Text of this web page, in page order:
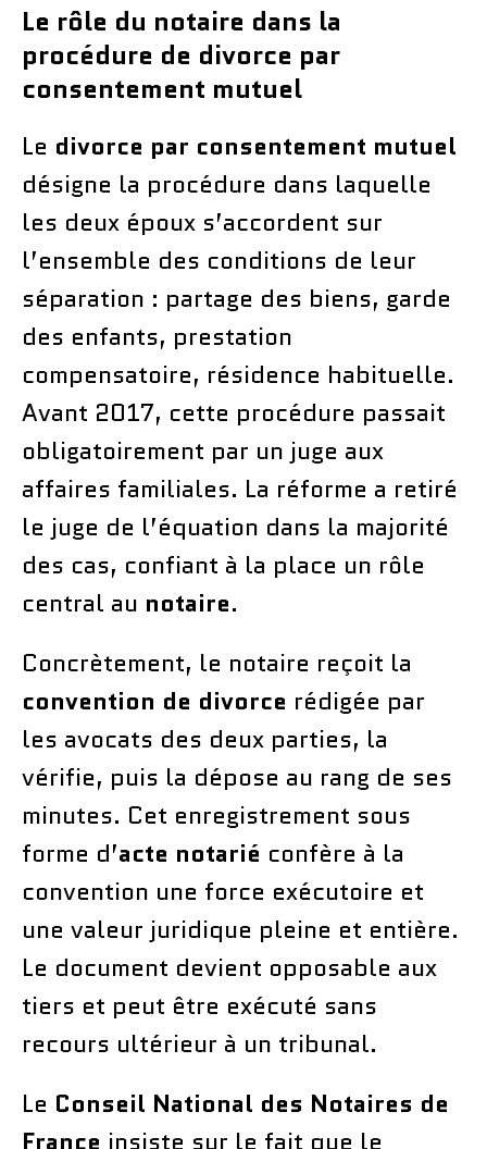
Le rôle du notaire dans la
procédure de divorce par
consentement mutuel
Le divorce par consentement mutuel
désigne la procédure dans laquelle
les deux époux s’accordent sur
l’ensemble des conditions de leur
séparation : partage des biens, garde
des enfants, prestation
compensatoire, résidence habituelle.
Avant 2017, cette procédure passait
obligatoirement par un juge aux
affaires familiales. La réforme a retiré
le juge de l’équation dans la majorité
des cas, confiant à la place un rôle
central au notaire.
Concrètement, le notaire reçoit la
convention de divorce rédigée par
les avocats des deux parties, la
vérifie, puis la dépose au rang de ses
minutes. Cet enregistrement sous
forme d’acte notarié confère à la
convention une force exécutoire et
une valeur juridique pleine et entière.
Le document devient opposable aux
tiers et peut être exécuté sans
recours ultérieur à un tribunal.
Le Conseil National des Notaires de
France insiste sur le fait que le